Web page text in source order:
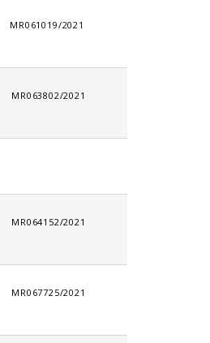
MR061019/2021
MR063802/2021
MR064152/2021
MR067725/2021